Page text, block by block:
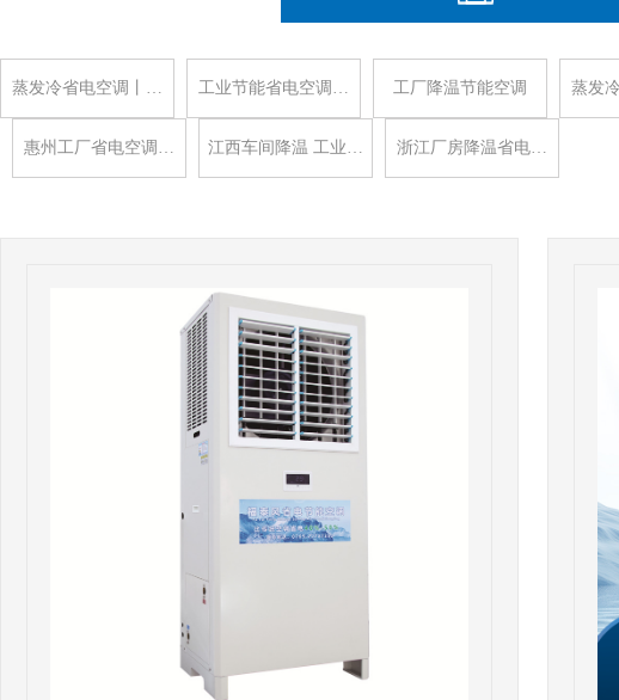
蒸发冷省电空调丨… 工业节能省电空调… 工厂降温节能空调 蒸发
惠州工厂省电空调… 江西车间降温 工业… 浙江厂房降温省电…